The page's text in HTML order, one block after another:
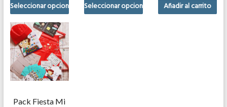
Seleccionar opciones
noche?
Seleccionar opciones Añadir al carrito
Pack Fiesta Mi